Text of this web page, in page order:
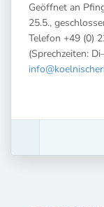
Geöffnet an
25.5.,
Telefon +49 (0)
(Sprechzeiten: